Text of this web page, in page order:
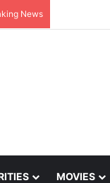
News
MOVIES